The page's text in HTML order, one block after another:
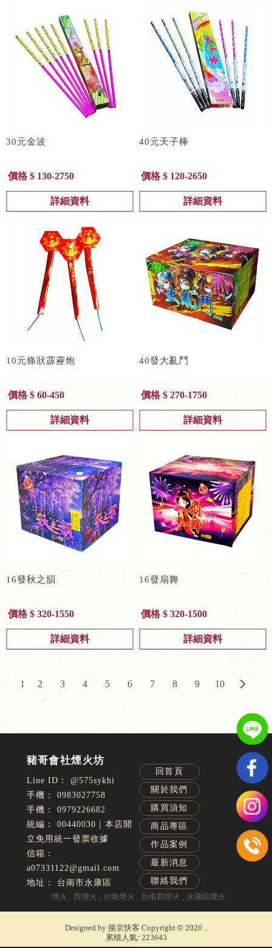
30元金波
價格 $ 130-2750
詳細資料
40元天子棒
價格 $ 120-2650
詳細資料
10元條狀霹靂炮
價格 $ 60-450
詳細資料
40發大亂鬥
價格 $ 270-1750
詳細資料
16發秋之韻
價格 $ 320-1550
詳細資料
16發扇舞
價格 $ 320-1500
詳細資料
1 2 3 4 5 6 7 8 9 10
@575sykhi
0983027758
0979226682
00440030｜本店開
立免用統一發票收據
a07331122@gmail.com
台南市永康區
回首頁
關於我們
購買須知
商品專區
作品案例
最新消息
聯絡我們
煙火
買煙火 台南煙火 台南買煙火 永康區煙火
Designed by 揚京快客 Copyright © 2026 ..
累積人氣: 223643